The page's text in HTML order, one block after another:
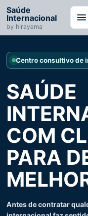
Saúde
Internacional
by hirayama
Centro consultivo de
SAÚDE
COM
PARA
Antes de contratar